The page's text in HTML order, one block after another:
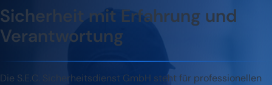
Sicherheit mit Erfahrung und
Verantwortung
Die S.E.C. Sicherheitsdienst GmbH steht für professionellen